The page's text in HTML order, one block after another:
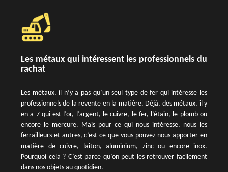
Les métaux qui intéressent les professionnels du
rachat
Les métaux, il n’y a pas qu’un seul type de fer qui intéresse les
professionnels de la revente en la matière. Déjà, des métaux, il y
en a 7 qui est l’or, l’argent, le cuivre, le fer, l’étain, le plomb ou
encore le mercure. Mais pour ce qui nous intéresse, nous les
ferrailleurs et autres, c’est ce que vous pouvez nous apporter en
matière de cuivre, laiton, aluminium, zinc ou encore inox.
Pourquoi cela ? C’est parce qu’on peut les retrouver facilement
dans nos objets au quotidien.